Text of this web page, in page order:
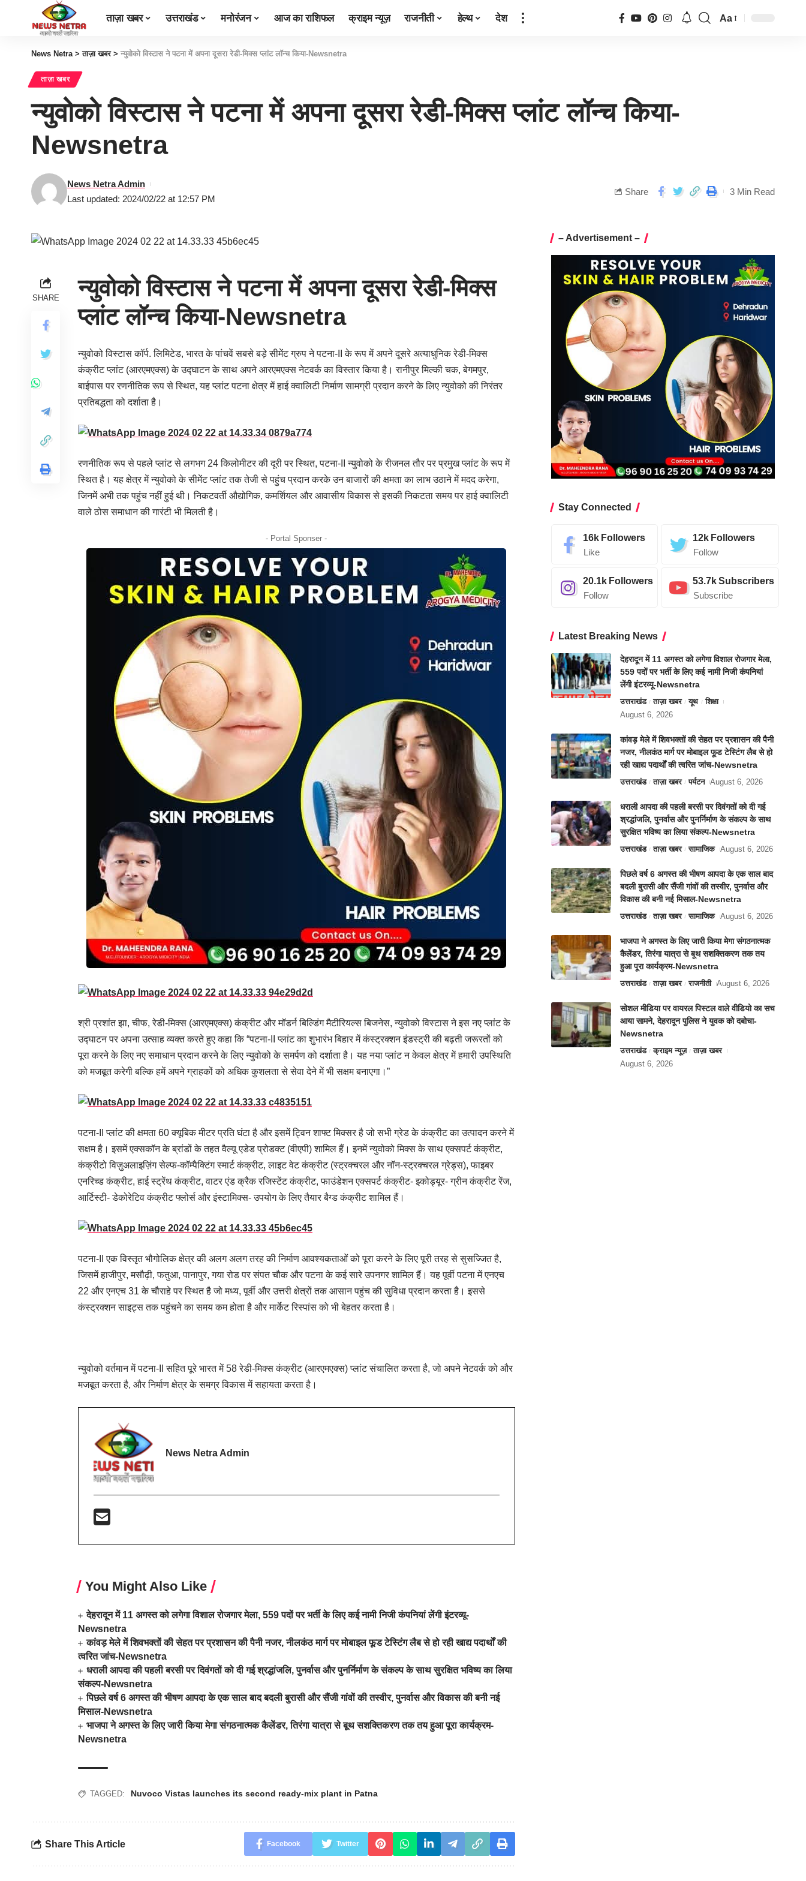
ताज़ा खबर उत्तराखंड मनोरंजन आज का राशिफल क्राइम न्यूज़ राजनीती हेल्थ देश Aa
News Netra>ताज़ा खबर> न्युवोको विस्टास ने पटना में अपना दूसरा रेडी-मिक्स प्लांट लॉन्च किया-Newsnetra
ताज़ा खबर
न्युवोको विस्टास ने पटना में अपना दूसरा रेडी-मिक्स प्लांट लॉन्च किया-
Newsnetra
Last updated: 2024/02/22 at 12:57 PM
News Netra Admin
Share 3 Min Read
SHARE
न्युवोको विस्टास ने पटना में अपना दूसरा रेडी-मिक्स
प्लांट लॉन्च किया-Newsnetra
न्युवोको विस्टास कॉर्प. लिमिटेड, भारत के पांचवें सबसे बड़े सीमेंट ग्रुप ने पटना-II के रूप में अपने दूसरे अत्याधुनिक रेडी-मिक्स
कंक्रीट प्लांट (आरएमएक्स) के उद्घाटन के साथ अपने आरएमएक्स नेटवर्क का विस्तार किया है। रानीपुर मिल्की चक, बेगमपुर,
बाईपास पर रणनीतिक रूप से स्थित, यह प्लांट पटना क्षेत्र में हाई क्वालिटी निर्माण सामग्री प्रदान करने के लिए न्युवोको की निरंतर
प्रतिबद्धता को दर्शाता है।
रणनीतिक रूप से पहले प्लांट से लगभग 24 किलोमीटर की दूरी पर स्थित, पटना-II न्युवोको के रीजनल तौर पर प्रमुख प्लांट के रूप में
स्थित है। यह क्षेत्र में न्युवोको के सीमेंट प्लांट तक तेजी से पहुंच प्रदान करके उन बाजारों की क्षमता का लाभ उठाने में मदद करेगा,
जिनमें अभी तक पहुंच नहीं हुई थी। निकटवर्ती औद्योगिक, कमर्शियल और आवासीय विकास से इसकी निकटता समय पर हाई क्वालिटी
वाले ठोस समाधान की गारंटी भी मिलती है।
- Portal Sponser -
श्री प्रशांत झा, चीफ, रेडी-मिक्स (आरएमएक्स) कंक्रीट और मॉडर्न बिल्डिंग मैटीरियल्स बिजनेस, न्युवोको विस्टास ने इस नए प्लांट के
उद्घाटन पर अपना उत्साह व्यक्त करते हुए कहा कि “पटना-II प्लांट का शुभारंभ बिहार में कंस्ट्रक्शन इंडस्ट्री की बढ़ती जरूरतों को
पूरा करने के लिए नए समाधान प्रदान करने के लिए न्युवोको के समर्पण को दर्शाता है। यह नया प्लांट न केवल क्षेत्र में हमारी उपस्थिति
को मजबूत करेगी बल्कि हमें अपने ग्राहकों को अधिक कुशलता से सेवा देने में भी सक्षम बनाएगा।”
पटना-II प्लांट की क्षमता 60 क्यूबिक मीटर प्रति घंटा है और इसमें ट्विन शाफ्ट मिक्सर है जो सभी ग्रेड के कंक्रीट का उत्पादन करने में
सक्षम है। इसमें एक्सकॉन के ब्रांडों के तहत वैल्यू एडेड प्रोडक्ट (वीएपी) शामिल हैं। इनमें न्युवोको मिक्स के साथ एक्सपर्ट कंक्रीट,
कंक्रीटो विज़ुअलाइज़िंग सेल्फ-कॉम्पैक्टिंग स्मार्ट कंक्रीट, लाइट वेट कंक्रीट (स्ट्रक्चरल और नॉन-स्ट्रक्चरल ग्रेड्स), फाइबर
एनरिच्ड कंक्रीट, हाई स्ट्रेंथ कंक्रीट, वाटर एंड क्रैक रजिस्टेंट कंक्रीट, फाउंडेशन एक्सपर्ट कंक्रीट- इकोड्यूर- ग्रीन कंक्रीट रेंज,
आर्टिस्टी- डेकोरेटिव कंक्रीट फ्लोर्स और इंस्टामिक्स- उपयोग के लिए तैयार बैग्ड कंक्रीट शामिल हैं।
पटना-II एक विस्तृत भौगोलिक क्षेत्र की अलग अलग तरह की निर्माण आवश्यकताओं को पूरा करने के लिए पूरी तरह से सुसज्जित है,
जिसमें हाजीपुर, मसौढ़ी, फतुआ, पानापुर, गया रोड पर संपत चौक और पटना के कई सारे उपनगर शामिल हैं। यह पूर्वी पटना में एनएच
22 और एनएच 31 के चौराहे पर स्थित है जो मध्य, पूर्वी और उत्तरी क्षेत्रों तक आसान पहुंच की सुविधा प्रदान करता है। इससे
कंस्ट्रक्शन साइट्स तक पहुंचने का समय कम होता है और मार्केट रिस्पांस को भी बेहतर करता है।
न्युवोको वर्तमान में पटना-II सहित पूरे भारत में 58 रेडी-मिक्स कंक्रीट (आरएमएक्स) प्लांट संचालित करता है, जो अपने नेटवर्क को और
मजबूत करता है, और निर्माण क्षेत्र के समग्र विकास में सहायता करता है।
News Netra Admin
You Might Also Like
देहरादून में 11 अगस्त को लगेगा विशाल रोजगार मेला, 559 पदों पर भर्ती के लिए कई नामी निजी कंपनियां लेंगी इंटरव्यू-
Newsnetra
कांवड़ मेले में शिवभक्तों की सेहत पर प्रशासन की पैनी नजर, नीलकंठ मार्ग पर मोबाइल फूड टेस्टिंग लैब से हो रही खाद्य पदार्थों की
त्वरित जांच-Newsnetra
धराली आपदा की पहली बरसी पर दिवंगतों को दी गई श्रद्धांजलि, पुनर्वास और पुनर्निर्माण के संकल्प के साथ सुरक्षित भविष्य का लिया
संकल्प-Newsnetra
पिछले वर्ष 6 अगस्त की भीषण आपदा के एक साल बाद बदली बुरासी और सैंजी गांवों की तस्वीर, पुनर्वास और विकास की बनी नई
मिसाल-Newsnetra
भाजपा ने अगस्त के लिए जारी किया मेगा संगठनात्मक कैलेंडर, तिरंगा यात्रा से बूथ सशक्तिकरण तक तय हुआ पूरा कार्यक्रम-
Newsnetra
TAGGED: Nuvoco Vistas launches its second ready-mix plant in Patna
Share This Article Facebook Twitter
– Advertisement –
Stay Connected
16k Followers
Like
12k Followers
Follow
20.1k Followers
Follow
53.7kSubscribers
Subscribe
Latest Breaking News
देहरादून में 11 अगस्त को लगेगा विशाल रोजगार मेला,
559 पदों पर भर्ती के लिए कई नामी निजी कंपनियां
लेंगी इंटरव्यू-Newsnetra
उत्तराखंड ताज़ा खबर यूथ
शिक्षा
August 6, 2026
कांवड़ मेले में शिवभक्तों की सेहत पर प्रशासन की पैनी
नजर, नीलकंठ मार्ग पर मोबाइल फूड टेस्टिंग लैब से हो
रही खाद्य पदार्थों की त्वरित जांच-Newsnetra
उत्तराखंड ताज़ा खबर पर्यटन August 6, 2026
धराली आपदा की पहली बरसी पर दिवंगतों को दी गई
श्रद्धांजलि, पुनर्वास और पुनर्निर्माण के संकल्प के साथ
सुरक्षित भविष्य का लिया संकल्प-Newsnetra
उत्तराखंड ताज़ा खबर सामाजिक August 6, 2026
पिछले वर्ष 6 अगस्त की भीषण आपदा के एक साल बाद
बदली बुरासी और सैंजी गांवों की तस्वीर, पुनर्वास और
विकास की बनी नई मिसाल-Newsnetra
उत्तराखंड ताज़ा खबर सामाजिक August 6, 2026
भाजपा ने अगस्त के लिए जारी किया मेगा संगठनात्मक
कैलेंडर, तिरंगा यात्रा से बूथ सशक्तिकरण तक तय
हुआ पूरा कार्यक्रम-Newsnetra
उत्तराखंड ताज़ा खबर राजनीती August 6, 2026
सोशल मीडिया पर वायरल पिस्टल वाले वीडियो का सच
आया सामने, देहरादून पुलिस ने युवक को दबोचा-
Newsnetra
उत्तराखंड क्राइम न्यूज़
ताज़ा खबर
August 6, 2026